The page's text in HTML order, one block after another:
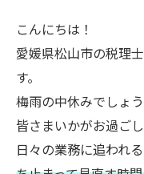
こんにちは！
愛媛県松山市の税理士
す。
梅雨の中休みでしょ
皆さまいかがお過ごし
日々の業務に追われ